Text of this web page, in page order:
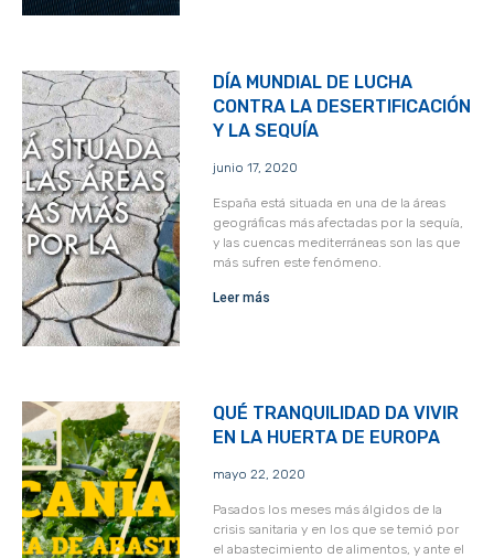
DÍA MUNDIAL DE LUCHA
CONTRA LA DESERTIFICACIÓN
Y LA SEQUÍA
junio 17, 2020
España está situada en una de la áreas
geográficas más afectadas por la sequía,
y las cuencas mediterráneas son las que
más sufren este fenómeno.
Leer más
QUÉ TRANQUILIDAD DA VIVIR
EN LA HUERTA DE EUROPA
mayo 22, 2020
Pasados los meses más álgidos de la
crisis sanitaria y en los que se temió por
el abastecimiento de alimentos, y ante el